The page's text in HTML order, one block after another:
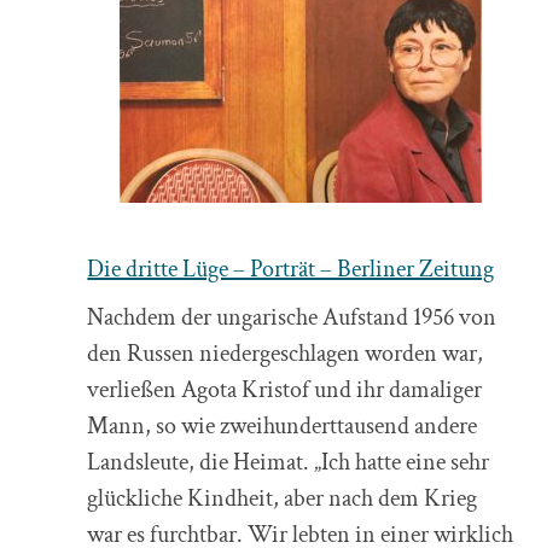
Stradivari
Porträt
–
Berliner
Zeitung
Die dritte Lüge – Porträt – Berliner Zeitung
Nachdem der ungarische Aufstand 1956 von
den Russen niedergeschlagen worden war,
verließen Agota Kristof und ihr damaliger
Mann, so wie zweihunderttausend andere
Landsleute, die Heimat. „Ich hatte eine sehr
glückliche Kindheit, aber nach dem Krieg
war es furchtbar. Wir lebten in einer wirklich